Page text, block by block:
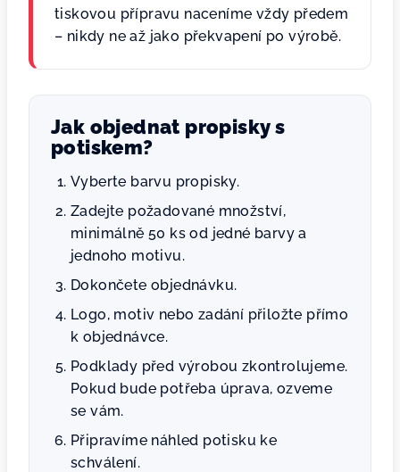
tiskovou přípravu naceníme vždy předem
– nikdy ne až jako překvapení po výrobě.
Jak objednat propisky s
potiskem?
Vyberte barvu propisky.
Zadejte požadované množství,
minimálně 50 ks od jedné barvy a
jednoho motivu.
Dokončete objednávku.
Logo, motiv nebo zadání přiložte přímo
k objednávce.
Podklady před výrobou zkontrolujeme.
Pokud bude potřeba úprava, ozveme
se vám.
Připravíme náhled potisku ke
schválení.